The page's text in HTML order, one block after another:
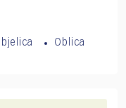
bjelica
Oblica